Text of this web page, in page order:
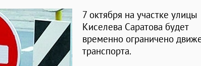
7 октября на участке улицы
Киселева Саратова будет
временно ограничено
транспорта.